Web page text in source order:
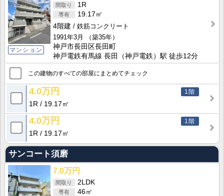
マンション
1R
19.17㎡
4階建
鉄筋コンクリート
1991年3月
（築35年）
神戸市長田区長田町
神戸電鉄有馬線 長田（神戸電鉄）駅 徒歩12分
この建物のすべての部屋にまとめてチェック
1階
4.0万円
1R 19.17㎡
1階
4.0万円
1R 19.17㎡
サンコート須磨
7.0万円
2LDK
46㎡